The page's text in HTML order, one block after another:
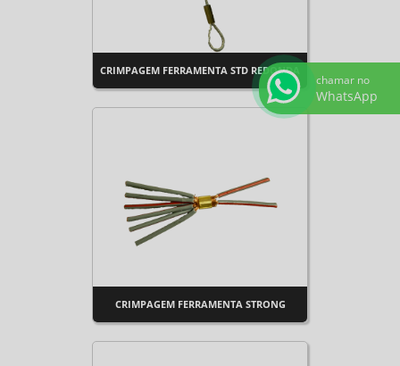
CRIMPAGEM FERRAMENTA STD REDONDA
CRIMPAGEM FERRAMENTA STRONG
chamar no
WhatsApp